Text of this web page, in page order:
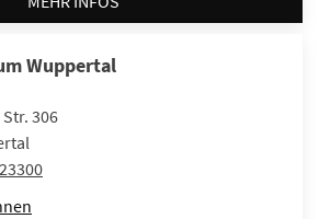
Wuppertal
306